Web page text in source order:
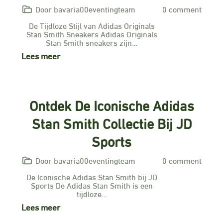
Door bavaria00eventingteam
0 comment
De Tijdloze Stijl van Adidas Originals
Stan Smith Sneakers Adidas Originals
Stan Smith sneakers zijn…
Lees meer
Ontdek De Iconische Adidas
Stan Smith Collectie Bij JD
Sports
Door bavaria00eventingteam
0 comment
De Iconische Adidas Stan Smith bij JD
Sports De Adidas Stan Smith is een
tijdloze…
Lees meer